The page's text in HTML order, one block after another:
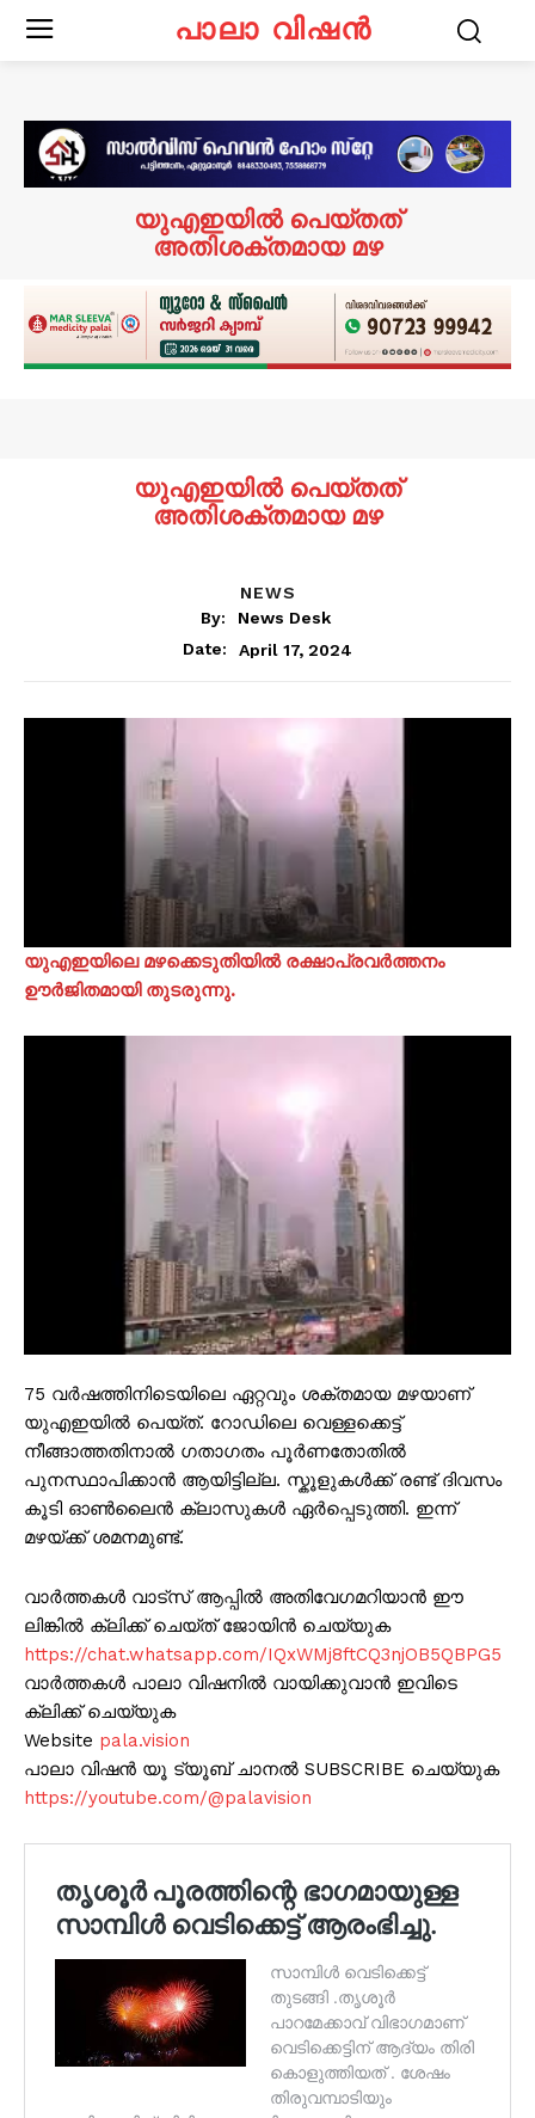
പാലാ വിഷൻ
യുഎഇയിൽ പെയ്തത്
അതിശക്തമായ മഴ
യുഎഇയിൽ പെയ്തത്
അതിശക്തമായ മഴ
NEWS
By:
News Desk
Date:
April 17, 2024
യുഎഇയിലെ മഴക്കെടുതിയിൽ രക്ഷാപ്രവർത്തനം
ഊർജിതമായി തുടരുന്നു.
75 വർഷത്തിനിടെയിലെ ഏറ്റവും ശക്തമായ മഴയാണ്
യുഎഇയിൽ പെയ്‌ത്. റോഡിലെ വെള്ളക്കെട്ട്
നീങ്ങാത്തതിനാൽ ഗതാഗതം പൂർണതോതിൽ
പുനസ്ഥാപിക്കാൻ ആയിട്ടില്ല. സ്കൂളുകൾക്ക് രണ്ട് ദിവസം
കൂടി ഓൺലൈൻ ക്ലാസുകൾ ഏർപ്പെടുത്തി. ഇന്ന്
മഴയ്ക്ക് ശമനമുണ്ട്.
വാർത്തകൾ വാട്സ് ആപ്പിൽ അതിവേഗമറിയാൻ ഈ
ലിങ്കിൽ ക്ലിക്ക് ചെയ്ത് ജോയിൻ ചെയ്യുക
https://chat.whatsapp.com/IQxWMj8ftCQ3njOB5QBPG5
വാർത്തകൾ പാലാ വിഷനിൽ വായിക്കുവാൻ ഇവിടെ
ക്ലിക്ക് ചെയ്യുക
Website pala.vision
പാലാ വിഷൻ യൂ ട്യൂബ് ചാനൽ SUBSCRIBE ചെയ്യുക
https://youtube.com/@palavision